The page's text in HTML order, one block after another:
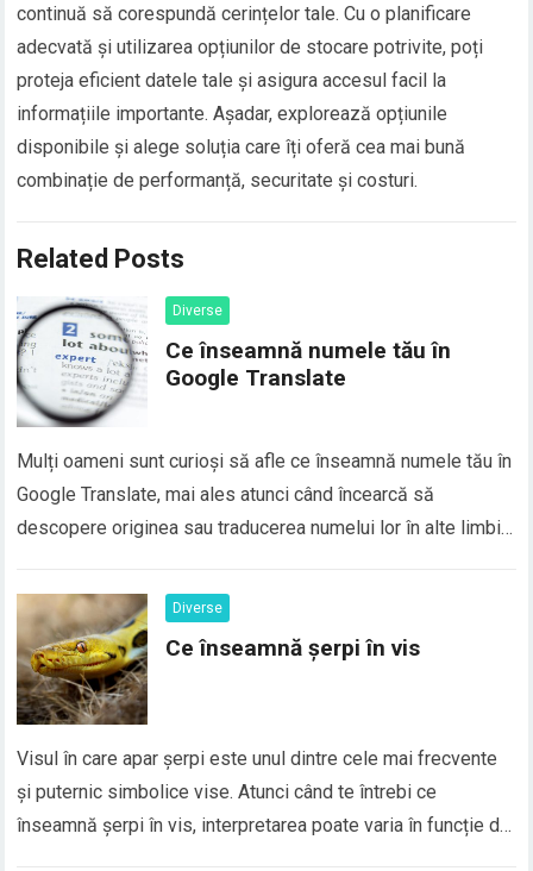
continuă să corespundă cerințelor tale. Cu o planificare
adecvată și utilizarea opțiunilor de stocare potrivite, poți
proteja eficient datele tale și asigura accesul facil la
informațiile importante. Așadar, explorează opțiunile
disponibile și alege soluția care îți oferă cea mai bună
combinație de performanță, securitate și costuri.
Related Posts
Diverse
Ce înseamnă numele tău în
Google Translate
Mulți oameni sunt curioși să afle ce înseamnă numele tău în
Google Translate, mai ales atunci când încearcă să
descopere originea sau traducerea numelui lor în alte limbi.
directă în Google Translate, deoarece numele sunt
considerate elemente de identitate personală și, de…
Diverse
Ce înseamnă șerpi în vis
Visul în care apar șerpi este unul dintre cele mai frecvente
și puternic simbolice vise. Atunci când te întrebi ce
înseamnă șerpi în vis, interpretarea poate varia în funcție de